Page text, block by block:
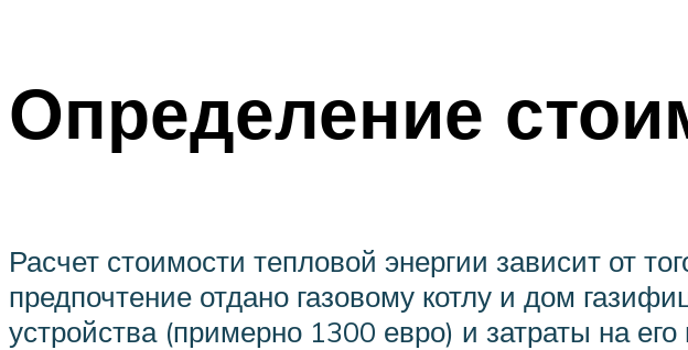
Определение
Расчет стоимости тепловой энергии зависит от
предпочтение отдано газовому котлу и дом
устройства (примерно 1300 евро) и затраты на